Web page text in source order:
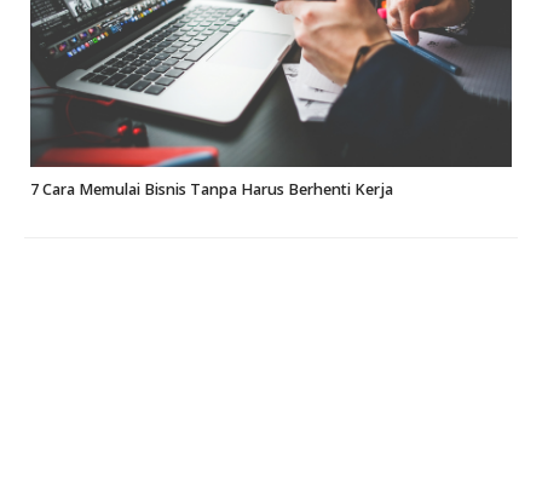
7 Cara Memulai Bisnis Tanpa Harus Berhenti Kerja